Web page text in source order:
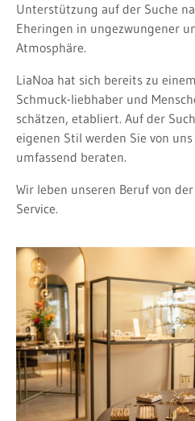
Unterstützung auf der Suche
Eheringen in ungezwungener
Atmosphäre.
LiaNoa hat sich bereits zu
Schmuck-liebhaber und
schätzen, etabliert. Auf der
eigenen Stil werden Sie von
umfassend beraten.
Wir leben unseren Beruf von
Service.